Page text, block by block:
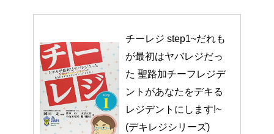
チーレジ step1~だれも
が最初はヤバレジだっ
た 聖路加チーフレジデ
ントがあなたをデキる
レジデントにします!~
(デキレジシリーズ)